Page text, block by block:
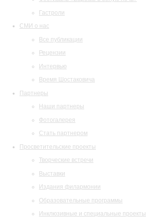
Гастроли
СМИ о нас
Все публикации
Рецензии
Интервью
Время Шостаковича
Партнеры
Наши партнеры
Фотогалерея
Стать партнером
Просветительские проекты
Творческие встречи
Выставки
Издания филармонии
Образовательные программы
Инклюзивные и специальные проекты